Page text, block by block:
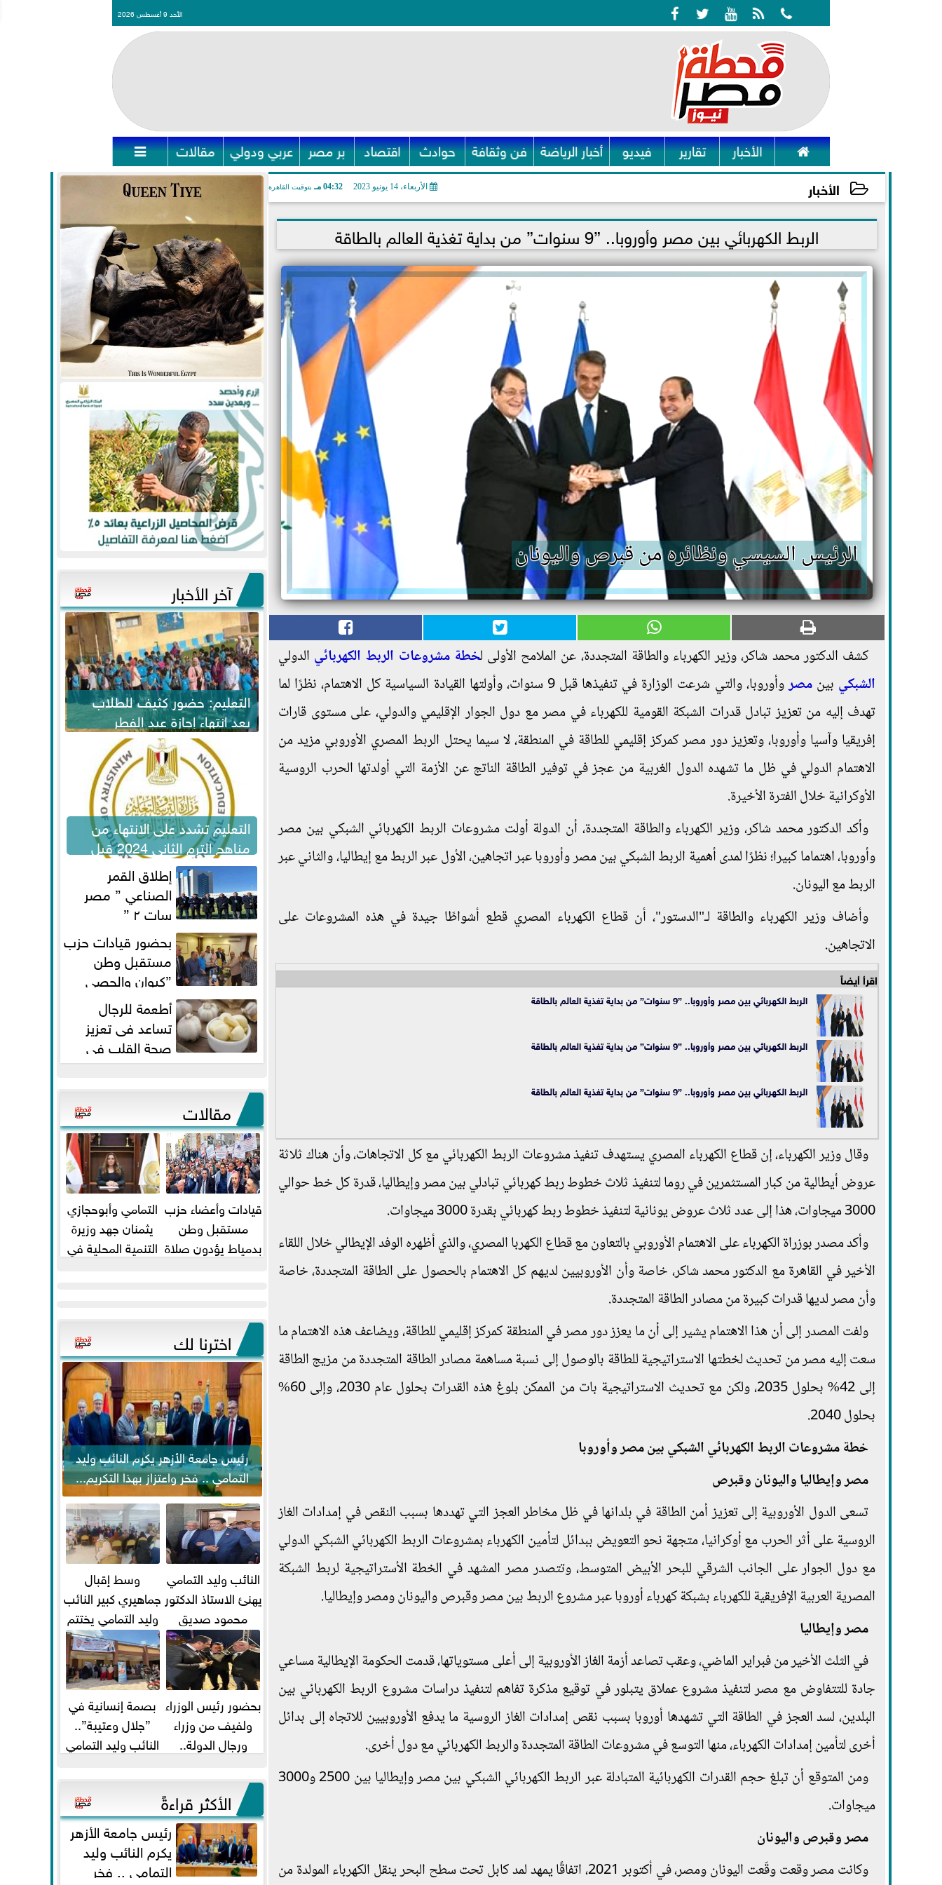
     الأحد 9 أغسطس 2026
 الأخبار تقارير فيديو أخبار الرياضة فن وثقافة حوادث اقتصاد بر مصر عربي ودولي مقالات 
الأخبار الأربعاء، 14 يونيو 2023 04:32 مـ بتوقيت القاهرة
2023-06-14 16:32:28 الربط الكهربائي بين مصر وأوروبا.. ”9 سنوات” من بداية تغذية العالم بالطاقة
الرئيس السيسي ونظائره من قبرص واليونان
كشف الدكتور محمد شاكر، وزير الكهرباء والطاقة المتجددة، عن الملامح الأولى لخطة مشروعات الربط الكهربائي الدولي
الشبكي بينمصر
وأوروبا، والتي شرعت الوزارة في تنفيذها قبل 9 سنوات، وأولتها القيادة السياسية كل الاهتمام، نظرًا لما
تهدف إليه من تعزيز تبادل قدرات الشبكة القومية للكهرباء في مصر مع دول الجوار الإقليمي والدولي، على مستوى قارات
إفريقيا وآسيا وأوروبا، وتعزيز دور مصر كمركز إقليمي للطاقة في المنطقة، لا سيما يحتل الربط المصري الأوروبي مزيد من
الاهتمام الدولي في ظل ما تشهده الدول الغربية من عجز في توفير الطاقة الناتج عن الأزمة التي أولدتها الحرب الروسية
الأوكرانية خلال الفترة الأخيرة.
وأكد الدكتور محمد شاكر، وزير الكهرباء والطاقة المتجددة، أن الدولة أولت مشروعات الربط الكهربائي الشبكي بين مصر
وأوروبا، اهتماما كبيرا؛ نظرًا لمدى أهمية الربط الشبكي بين مصر وأوروبا عبر اتجاهين، الأول عبر الربط مع إيطاليا، والثاني عبر
الربط مع اليونان.
وأضاف وزير الكهرباء والطاقة لـ"الدستور"، أن قطاع الكهرباء المصري قطع أشواطًا جيدة في هذه المشروعات على
الاتجاهين.
اقرأ أيضاً
الربط الكهربائي بين مصر وأوروبا.. ”9 سنوات” من بداية تغذية العالم بالطاقة
الربط الكهربائي بين مصر وأوروبا.. ”9 سنوات” من بداية تغذية العالم بالطاقة
الربط الكهربائي بين مصر وأوروبا.. ”9 سنوات” من بداية تغذية العالم بالطاقة
وقال وزير الكهرباء، إن قطاع الكهرباء المصري يستهدف تنفيذ مشروعات الربط الكهربائي مع كل الاتجاهات، وأن هناك ثلاثة
عروض أيطالية من كبار المستثمرين في روما لتنفيذ ثلاث خطوط ربط كهربائي تبادلي بين مصر وإيطاليا، قدرة كل خط حوالي
3000 ميجاوات، هذا إلى عدد ثلاث عروض يونانية لتنفيذ خطوط ربط كهربائي بقدرة 3000 ميجاوات.
وأكد مصدر بوزراة الكهرباء على الاهتمام الأوروبي بالتعاون مع قطاع الكهربا المصري، والذي أظهره الوفد الإيطالي خلال اللقاء
الأخير في القاهرة مع الدكتور محمد شاكر، خاصة وأن الأوروبيين لديهم كل الاهتمام بالحصول على الطاقة المتجددة، خاصة
وأن مصر لديها قدرات كبيرة من مصادر الطاقة المتجددة.
ولفت المصدر إلى أن هذا الاهتمام يشير إلى أن ما يعزز دور مصر في المنطقة كمركز إقليمي للطاقة، ويضاعف هذه الاهتمام ما
سعت إليه مصر من تحديث لخطتها الاستراتيجية للطاقة بالوصول إلى نسبة مساهمة مصادر الطاقة المتجددة من مزيج الطاقة
إلى 42% بحلول 2035، ولكن مع تحديث الاستراتيجية بات من الممكن بلوغ هذه القدرات بحلول عام 2030، وإلى 60%
بحلول 2040.
خطة مشروعات الربط الكهربائي الشبكي بين مصر وأوروبا
مصر وإيطاليا واليونان وقبرص
تسعى الدول الأوروبية إلى تعزيز أمن الطاقة في بلدانها في ظل مخاطر العجز التي تهددها بسبب النقص في إمدادات الغاز
الروسية على أثر الحرب مع أوكرانيا، متجهة نحو التعويض ببدائل لتأمين الكهرباء بمشروعات الربط الكهربائي الشبكي الدولي
مع دول الجوار على الجانب الشرقي للبحر الأبيض المتوسط، وتتصدر مصر المشهد في الخطة الأستراتيجية لربط الشبكة
المصرية العربية الإفريقية للكهرباء بشبكة كهرباء أوروبا عبر مشروع الربط بين مصر وقبرص واليونان ومصر وإيطاليا.
مصر وإيطاليا
في الثلث الأخير من فبراير الماضي، وعقب تصاعد أزمة الغاز الأوروبية إلى أعلى مستوياتها، قدمت الحكومة الإيطالية مساعي
جادة للتتفاوض مع مصر لتنفيذ مشروع عملاق يتبلور في توقيع مذكرة تفاهم لتنفيذ دراسات مشروع الربط الكهربائي بين
البلدين، لسد العجز في الطاقة التي تشهدها أوروبا بسبب نقص إمدادات الغاز الروسية ما يدفع الأوروبيين للاتجاه إلى بدائل
أخرى لتأمين إمدادات الكهرباء، منها التوسع في مشروعات الطاقة المتجددة والربط الكهربائي مع دول أخرى.
ومن المتوقع أن تبلغ حجم القدرات الكهربائية المتبادلة عبر الربط الكهربائي الشبكي بين مصر وإيطاليا بين 2500 و3000
ميجاوات.
مصر وقبرص واليونان
وكانت مصر وقعت وقّعت اليونان ومصر، في أكتوبر 2021، اتفاقًا يمهد لمد كابل تحت سطح البحر ينقل الكهرباء المولدة من
آخر الأخبار
التعليم: حضور كثيف للطلاب
بعد انتهاء إجازة عيد الفطر
لاستكمال المناهج
التعليم تشدد على الانتهاء من
مناهج الترم الثاني 2024 قبل
الامتحانات
إطلاق القمر
الصناعي ” مصر
سات ٢ ”
بحضور قيادات حزب
مستقبل وطن
”كيوان والحصي
والتمامي وابوحجازي وعيسي” أمانه
كفر...
أطعمة للرجال
تساعد فى تعزيز
صحة القلب فى
سن الأربعين
مقالات
قيادات وأعضاء حزب
مستقبل وطن
بدمياط يؤدون صلاة
التمامي وأبوحجازي
يثمنان جهد وزيرة
التنمية المحلية في
اخترنا لك
رئيس جامعة الأزهر يكرم النائب وليد
التمامي .. فخر واعتزاز بهذا التكريم...
النائب وليد التمامي
يهنئ الاستاذ الدكتور
محمود صديق
تكليفة قائم باعمال
...
وسط إقبال
جماهيري كبير النائب
وليد التمامي يختتم
أضخم قافلة طبية
مجانية...
بحضور رئيس الوزراء
ولفيف من وزراء
ورجال الدولة..
ومحمد...
بصمة إنسانية في
”جلال وعتيبة”..
النائب وليد التمامي
شيحة يداويان...
الأكثر قراءةً
رئيس جامعة الأزهر
يكرم النائب وليد
التمامي .. فخر